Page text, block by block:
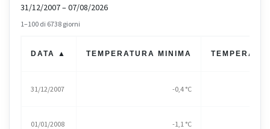
31/12/2007 – 07/08/2026
1–100 di 6738 giorni
DATA ▲ TEMPERATURA MINIMA
31/12/2007 -0,4 °C
01/01/2008 -1,1 °C